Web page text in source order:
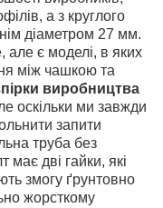
а з круглого
діаметром 27 мм.
але є моделі, в яких
між чашкою та
виробництва
оскільки ми завжди
запити
труба без
дві гайки, які
змогу ґрунтовно
жорсткому